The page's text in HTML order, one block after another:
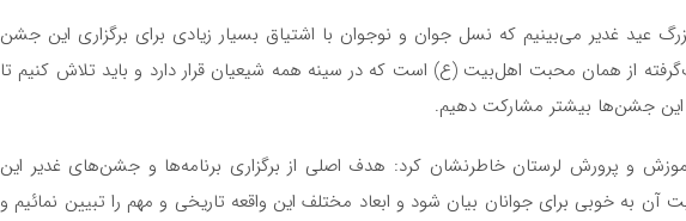
عید غدیر می‌بینیم که نسل جوان و نوجوان با اشتیاق بسیار زیادی برای برگزاری این جشن
از همان محبت اهل‌بیت (ع) است که در سینه همه شیعیان قرار دارد و باید تلاش کنیم تا
این جشن‌ها بیشتر مشارکت دهیم.
و پرورش لرستان خاطرنشان کرد: هدف اصلی از برگزاری برنامه‌ها و جشن‌های غدیر این
آن به خوبی برای جوانان بیان شود و ابعاد مختلف این واقعه تاریخی و مهم را تبیین نمائیم و